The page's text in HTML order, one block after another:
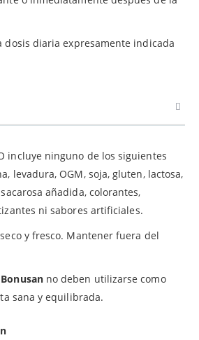
dosis diaria expresamente indicada
incluye ninguno de los siguientes
levadura, OGM, soja, gluten, lactosa,
añadida, colorantes,
ni sabores artificiales.
y fresco. Mantener fuera del
Bonusanno deben utilizarse como
sana y equilibrada.